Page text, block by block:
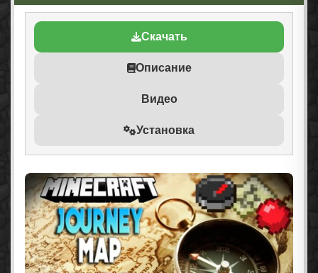
Скачать
Описание
Видео
Установка